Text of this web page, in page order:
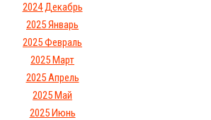
2024 Декабрь
2025 Январь
2025 Февраль
2025 Март
2025 Апрель
2025 Май
2025 Июнь